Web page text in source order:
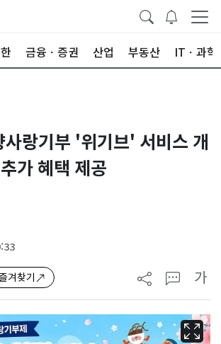
금융ㆍ증권 산업 부동산 ITㆍ과학
랑기부 '위기브' 서비스 개
가 혜택 제공
겨찾기 가